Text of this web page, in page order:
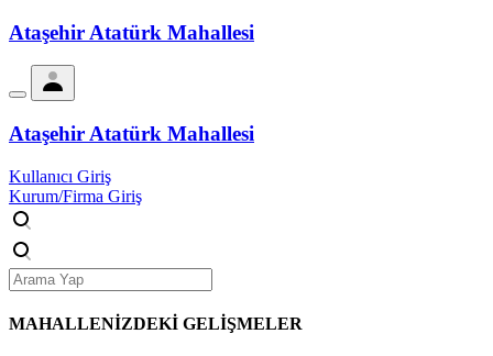
Ataşehir Atatürk Mahallesi
Ataşehir Atatürk Mahallesi
Kullanıcı Giriş
Kurum/Firma Giriş
MAHALLENİZDEKİ GELİŞMELER